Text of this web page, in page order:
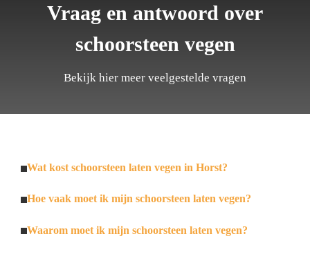
Vraag en antwoord over
schoorsteen vegen
Bekijk hier meer veelgestelde vragen
Wat kost schoorsteen laten vegen in Horst?
Hoe vaak moet ik mijn schoorsteen laten vegen?
Waarom moet ik mijn schoorsteen laten vegen?